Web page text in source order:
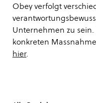
Obey verfolgt
Unternehmen zu
konkreten
hier.